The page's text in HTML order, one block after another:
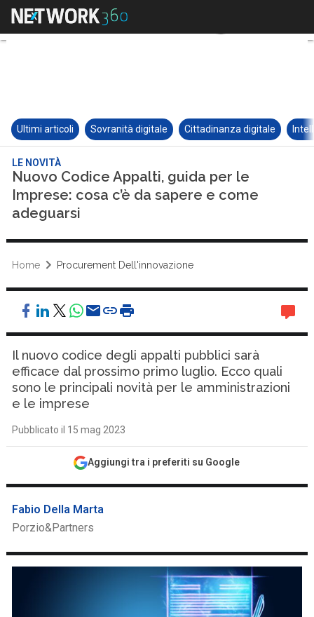
Ultimi articoli Sovranità digitale Cittadinanza digitale
LE NOVITÀ
Nuovo Codice Appalti, guida per le
Imprese: cosa c’è da sapere e come
adeguarsi
Home Procurement Dell'innovazione
Il nuovo codice degli appalti pubblici sarà
efficace dal prossimo primo luglio. Ecco quali
sono le principali novità per le amministrazioni
e le imprese
Pubblicato il 15 mag 2023
Aggiungi tra i preferiti su Google
Fabio Della Marta
Porzio&Partners